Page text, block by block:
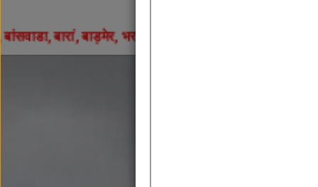
भरतपुर, भीलवाड़ा, बीकानेर, बूंदी, चित्तौड़गढ़,